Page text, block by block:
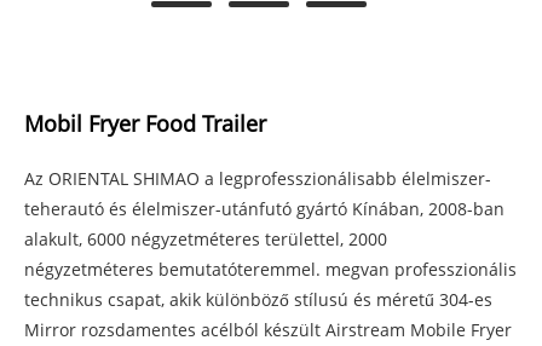
Mobil Fryer Food Trailer
Az ORIENTAL SHIMAO a legprofesszionálisabb élelmiszer-
teherautó és élelmiszer-utánfutó gyártó Kínában, 2008-ban
alakult, 6000 négyzetméteres területtel, 2000
négyzetméteres bemutatóteremmel. megvan professzionális
technikus csapat, akik különböző stílusú és méretű 304-es
Mirror rozsdamentes acélból készült Airstream Mobile Fryer